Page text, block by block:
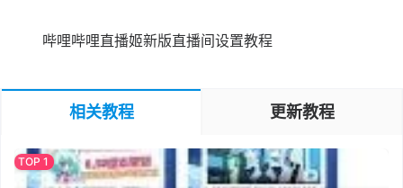
哔哩哔哩直播姬新版直播间设置教程
相关教程 更新教程